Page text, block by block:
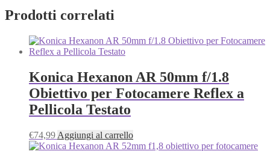
Prodotti correlati
Konica Hexanon AR 50mm f/1.8
Obiettivo per Fotocamere Reflex a
Pellicola Testato
€74,99 Aggiungi al carrello